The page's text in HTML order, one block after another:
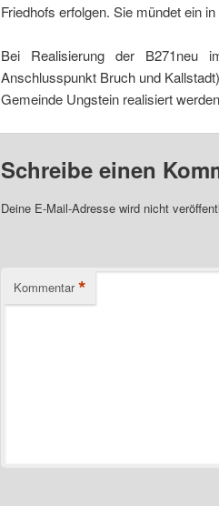
Friedhofs erfolgen. Sie mündet ein
Bei Realisierung der B271neu
Anschlusspunkt Bruch und
Gemeinde Ungstein realisiert
Schreibe einen
Deine E-Mail-Adresse wird nicht
Kommentar *